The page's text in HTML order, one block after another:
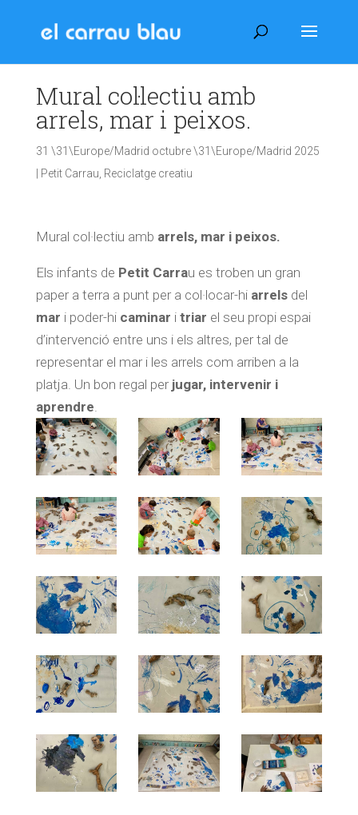
Mural col·lectiu amb
arrels, mar i peixos.
31 \31\Europe/Madrid octubre \31\Europe/Madrid 2025
Petit Carrau Reciclatge creatiu
Mural col·lectiu amb arrels, mar i peixos.
Els infants de Petit Carrau es troben un gran
paper a terra a punt per a col·locar-hi arrelsdel
mar i poder-hi caminar i triar el seu propi espai
d’intervenció entre uns i els altres, per tal de
representar el mar i les arrels com arriben a la
platja. Un bon regal per jugar, intervenir i
aprendre.